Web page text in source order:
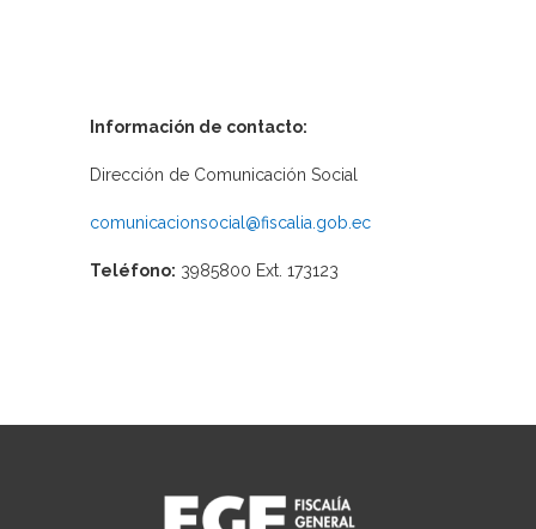
Información de contacto:
Dirección de Comunicación Social
comunicacionsocial@fiscalia.gob.ec
Teléfono: 3985800 Ext. 173123